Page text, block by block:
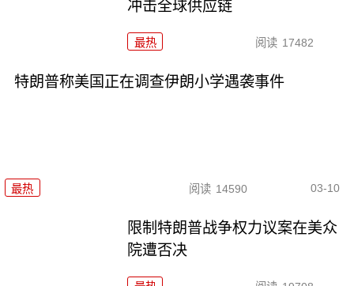
冲击全球供应链
最热 阅读 17482
特朗普称美国正在调查伊朗小学遇袭事件
最热 阅读 14590 03-10
限制特朗普战争权力议案在美众
院遭否决